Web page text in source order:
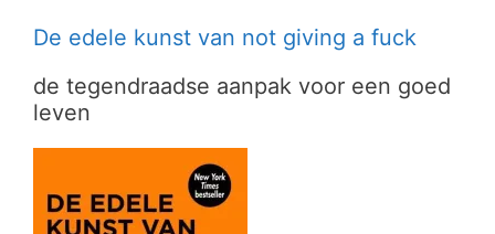
De edele kunst van not giving a fuck
de tegendraadse aanpak voor een goed
leven